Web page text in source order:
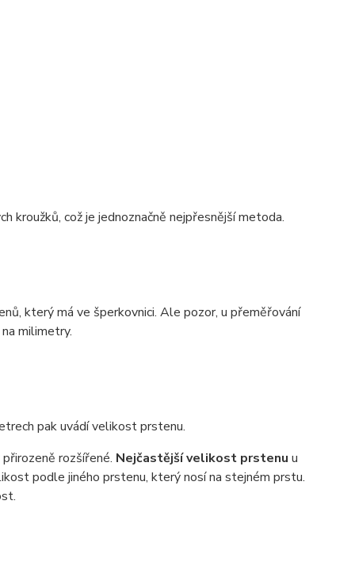
kroužků, což je jednoznačně nejpřesnější metoda.
který má ve šperkovnici. Ale pozor, u přeměřování
milimetry.
pak uvádí velikost prstenu.
rozšířené. Nejčastější velikost prstenu u
podle jiného prstenu, který nosí na stejném prstu.